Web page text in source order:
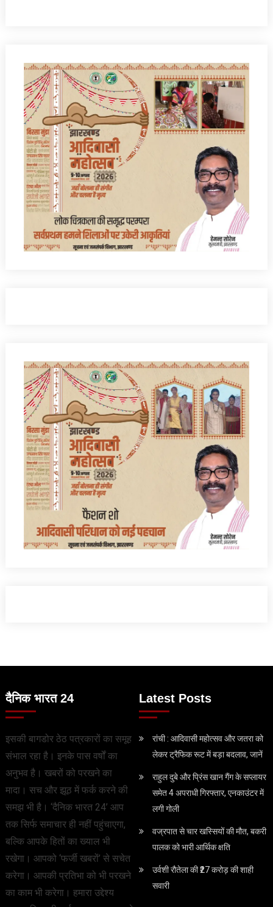
दैनिक भारत 24
इसकी बागडोर ठेठ पत्रकारों का समूह
संभाल रहा है। इनके पास वर्षों का
अनुभव है। खबरों को परखने का
मादा। सच और झूठ में फर्क करने की
समझ भी है। ‘दैनिक भारत 24’ आप
तक सिर्फ समाचार ही नहीं पहुंचाएगा,
बल्कि आपके हितों का ख्याल भी
रखेगा। आपको ‘फर्जी खबरों’ से सचेत
करेगा। आपकी प्रतिभा को भी परखने
का काम भी करेगा। हमारा उद्देश्य
Latest Posts
रांची : आदिवासी महोत्सव और जतरा को
लेकर ट्रैफिक रूट में बड़ा बदलाव, जानें
राहुल दुबे और प्रिंस खान गैंग के सप्लायर
समेत 4 अपराधी गिरफ्तार, एनकाउंटर में
लगी गोली
वज्रपात से चार खस्सियों की मौत, बकरी
पालक को भारी आर्थिक क्षति
उर्वशी रौतेला की ₹27 करोड़ की शाही
सवारी